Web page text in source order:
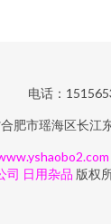
电话：
肥市瑶海区长江
司 日用杂品 版权